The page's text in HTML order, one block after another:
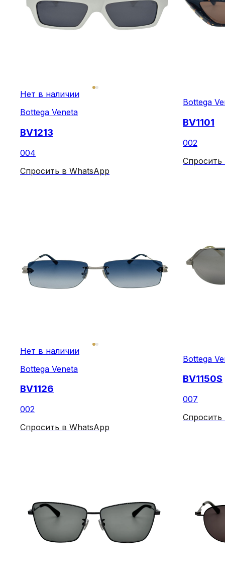
Нет в наличии
Bottega Veneta
BV1213
004
Спросить в WhatsApp
Bottega
BV1101
002
Спросить
Нет в наличии
Bottega Veneta
BV1126
002
Спросить в WhatsApp
Bottega
BV1150S
007
Спросить